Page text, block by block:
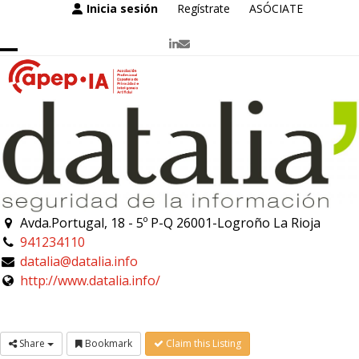
content
Inicia sesión Regístrate ASÓCIATE
LinkedIn
Correo
Open
mobile
Close
mobile
Avda.Portugal, 18 - 5º P-Q 26001-Logroño La Rioja
941234110
datalia@datalia.info
http://www.datalia.info/
Share Bookmark Claim this Listing